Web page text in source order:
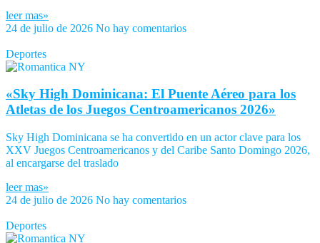
leer mas»
24 de julio de 2026 No hay comentarios
Deportes
«Sky High Dominicana: El Puente Aéreo para los
Atletas de los Juegos Centroamericanos 2026»
Sky High Dominicana se ha convertido en un actor clave para los
XXV Juegos Centroamericanos y del Caribe Santo Domingo 2026,
al encargarse del traslado
leer mas»
24 de julio de 2026 No hay comentarios
Deportes